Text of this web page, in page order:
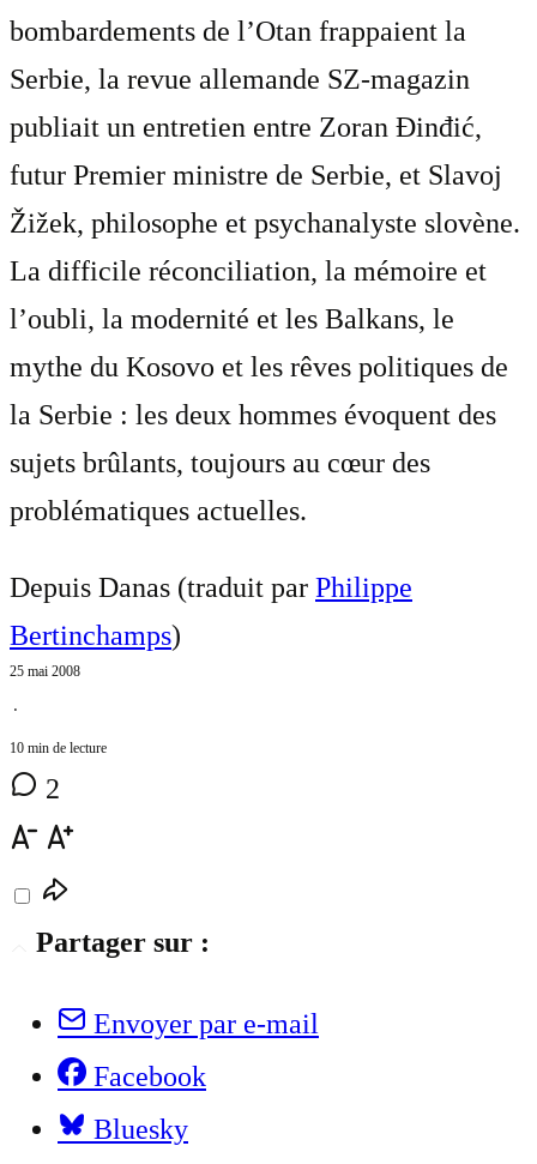
bombardements de l’Otan frappaient la
Serbie, la revue allemande SZ-magazin
publiait un entretien entre Zoran Đinđić,
futur Premier ministre de Serbie, et Slavoj
Žižek, philosophe et psychanalyste slovène.
La difficile réconciliation, la mémoire et
l’oubli, la modernité et les Balkans, le
mythe du Kosovo et les rêves politiques de
la Serbie : les deux hommes évoquent des
sujets brûlants, toujours au cœur des
problématiques actuelles.
Depuis Danas (traduit par Philippe
Bertinchamps)
25 mai 2008
⋅
10 min de lecture
2
Partager sur :
Envoyer par e-mail
Facebook
Bluesky